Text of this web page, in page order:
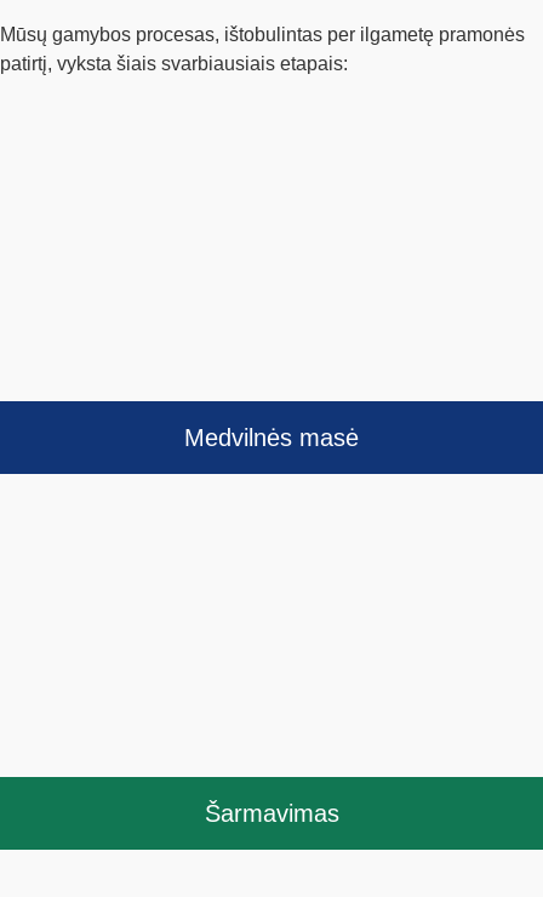
Mūsų gamybos procesas, ištobulintas per ilgametę pramonės
patirtį, vyksta šiais svarbiausiais etapais:
Medvilnės masė
Šarmavimas